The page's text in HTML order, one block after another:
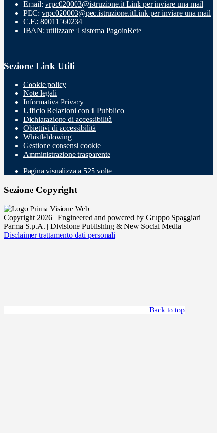
Email: vrpc020003@istruzione.it Link per inviare una mail
PEC: vrpc020003@pec.istruzione.itLink per inviare una mail
C.F.: 80011560234
IBAN: utilizzare il sistema PagoinRete
Sezione Link Utili
Cookie policy
Note legali
Informativa Privacy
Ufficio Relazioni con il Pubblico
Dichiarazione di accessibilità
Obiettivi di accessibilità
Whistleblowing
Gestione consensi cookie
Amministrazione trasparente
Pagina visualizzata 525 volte
Sezione Copyright
Copyright 2026 | Engineered and powered by Gruppo Spaggiari
Parma S.p.A. | Divisione Publishing & New Social Media
Disclaimer trattamento dati personali
Back to top